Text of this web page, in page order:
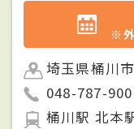
※
埼玉県桶川
048-787-
桶川駅 北本